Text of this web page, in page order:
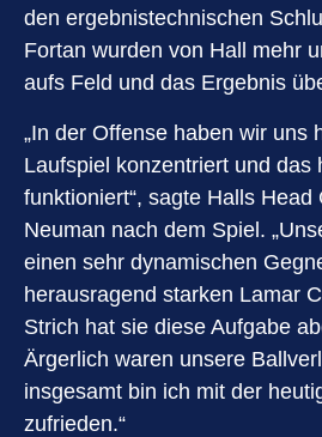
den ergebnistechnischen
Fortan wurden von Hall mehr
aufs Feld und das Ergebnis
„In der Offense haben wir uns
Laufspiel konzentriert und das
funktioniert“, sagte Halls Head
Neuman nach dem Spiel.
einen sehr dynamischen
herausragend starken Lamar
Strich hat sie diese Aufgabe
Ärgerlich waren unsere
insgesamt bin ich mit der
zufrieden.“